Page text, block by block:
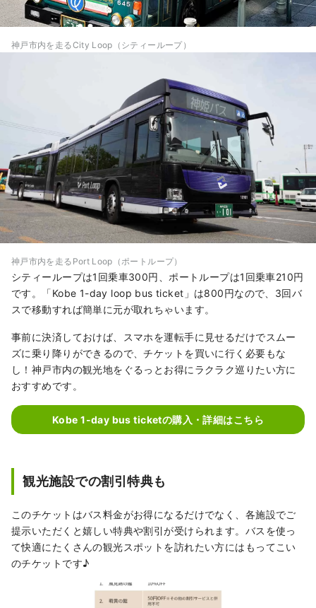
神戸市内を走るCity Loop（シティーループ）
神戸市内を走るPort Loop（ポートループ）
シティーループは1回乗車300円、ポートループは1回乗車210円
です。「Kobe 1-day loop bus ticket」は800円なので、3回バ
スで移動すれば簡単に元が取れちゃいます。
事前に決済しておけば、スマホを運転手に見せるだけでスムー
ズに乗り降りができるので、チケットを買いに行く必要もな
し！神戸市内の観光地をぐるっとお得にラクラク巡りたい方に
おすすめです。
Kobe 1-day bus ticketの購入・詳細はこちら
観光施設での割引特典も
このチケットはバス料金がお得になるだけでなく、各施設でご
提示いただくと嬉しい特典や割引が受けられます。バスを使っ
て快適にたくさんの観光スポットを訪れたい方にはもってこい
のチケットです♪